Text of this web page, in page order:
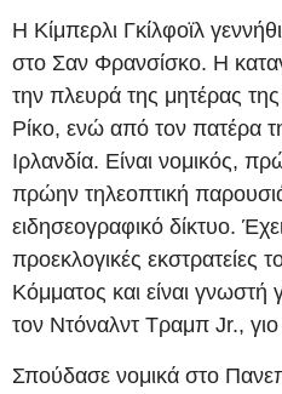
Η Κίμπερλι Γκίλφοϊλ
στο Σαν Φρανσίσκο. Η
την πλευρά της μητέρας
Ρίκο, ενώ από τον πατέρα
Ιρλανδία. Είναι νομικός,
πρώην τηλεοπτική
ειδησεογραφικό δίκτυο.
προεκλογικές εκστρατείες
Κόμματος και είναι γνωστή
τον Ντόναλντ Τραμπ Jr.,
Σπούδασε νομικά στο